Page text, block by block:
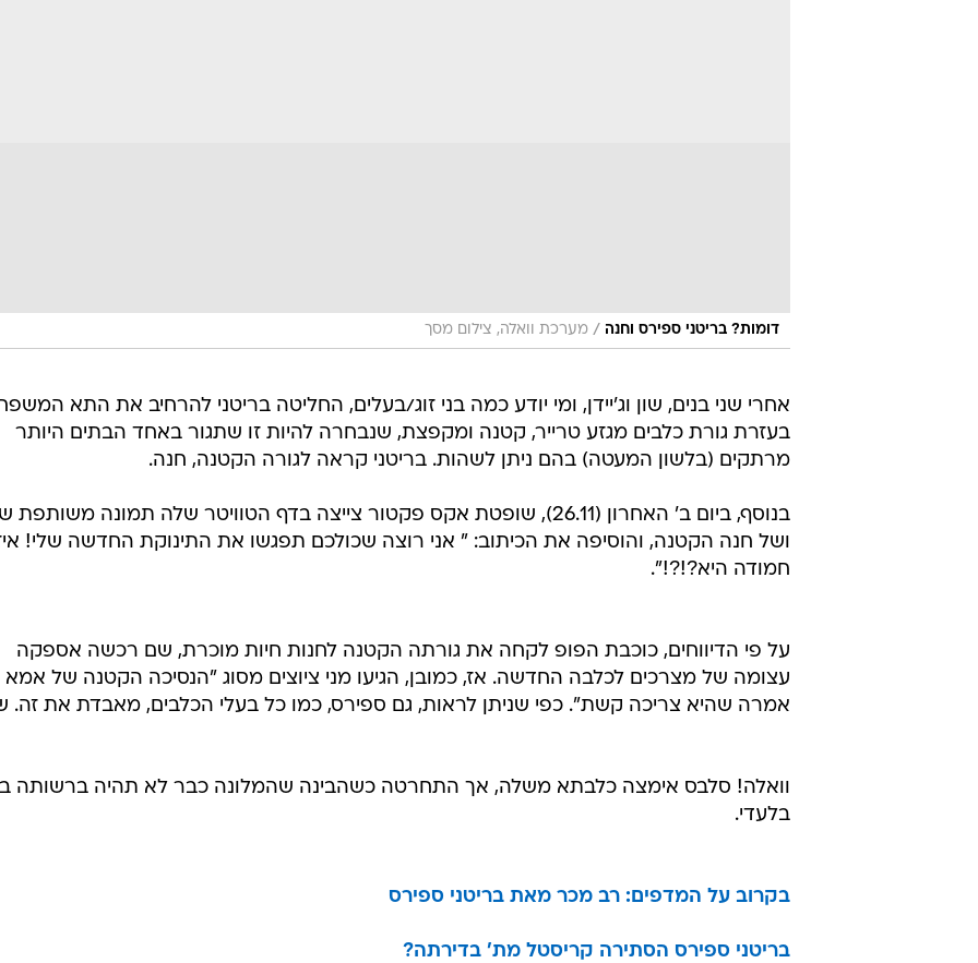
דומות? בריטני ספירס וחנה / מערכת וואלה, צילום מסך
אחרי שני בנים, שון וג'יידן, ומי יודע כמה בני זוג/בעלים, החליטה בריטני להרחיב את התא
בעזרת גורת כלבים מגזע טרייר, קטנה ומקפצת, שנבחרה להיות זו שתגור באחד הבתים היותר
מרתקים (בלשון המעטה) בהם ניתן לשהות. בריטני קראה לגורה הקטנה, חנה.
בנוסף, ביום ב' האחרון (26.11), שופטת אקס פקטור צייצה בדף הטוויטר שלה תמונה
ושל חנה הקטנה, והוסיפה את הכיתוב: " אני רוצה שכולכם תפגשו את התינוקת החדשה שלי!
חמודה היא?!?!".
על פי הדיווחים, כוכבת הפופ לקחה את גורתה הקטנה לחנות חיות מוכרת, שם רכשה אספקה
עצומה של מצרכים לכלבה החדשה. אז, כמובן, הגיעו מני ציוצים מסוג "הנסיכה הקטנה של אמא
אמרה שהיא צריכה קשת". כפי שניתן לראות, גם ספירס, כמו כל בעלי הכלבים, מאבדת את זה.
וואלה! סלבס אימצה כלבתא משלה, אך התחרטה כשהבינה שהמלונה כבר לא תהיה ברשותה
בלעדי.
בקרוב על המדפים: רב מכר מאת בריטני ספירס
בריטני ספירס הסתירה קריסטל מת' בדירתה?